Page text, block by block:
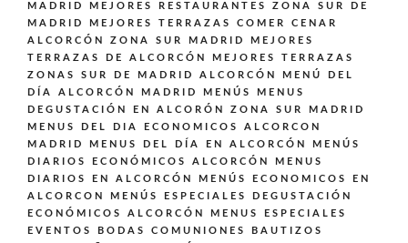
MADRID
MEJORES RESTAURANTES ZONA SUR DE
MADRID
MEJORES TERRAZAS COMER CENAR
ALCORCÓN ZONA SUR MADRID
MEJORES
TERRAZAS DE ALCORCÓN
MEJORES TERRAZAS
ZONAS SUR DE MADRID ALCORCÓN
MENÚ DEL
DÍA ALCORCÓN MADRID
MENÚS
MENUS
DEGUSTACIÓN EN ALCORÓN ZONA SUR MADRID
MENUS DEL DIA ECONOMICOS ALCORCON
MADRID
MENUS DEL DÍA EN ALCORCÓN
MENÚS
DIARIOS ECONÓMICOS ALCORCÓN
MENUS
DIARIOS EN ALCORCÓN
MENÚS ECONOMICOS EN
ALCORCON
MENÚS ESPECIALES DEGUSTACIÓN
ECONÓMICOS ALCORCÓN
MENUS ESPECIALES
EVENTOS BODAS COMUNIONES BAUTIZOS